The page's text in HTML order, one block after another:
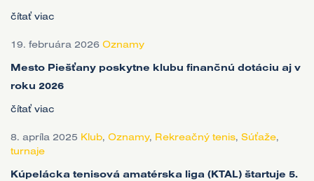
čítať viac
19. februára 2026 Oznamy
Mesto Piešťany poskytne klubu finančnú dotáciu aj v
roku 2026
čítať viac
8. apríla 2025 Klub, Oznamy, Rekreačný tenis, Súťaže,
turnaje
Kúpelácka tenisová amatérska liga (KTAL) štartuje 5.